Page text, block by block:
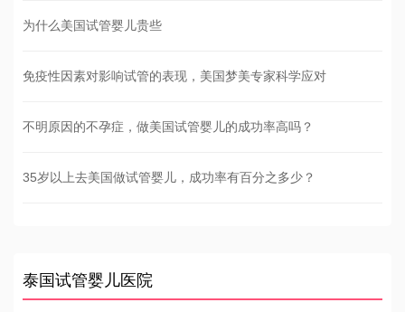
为什么美国试管婴儿贵些
免疫性因素对影响试管的表现，美国梦美专家科学应对
不明原因的不孕症，做美国试管婴儿的成功率高吗？
35岁以上去美国做试管婴儿，成功率有百分之多少？
泰国试管婴儿医院